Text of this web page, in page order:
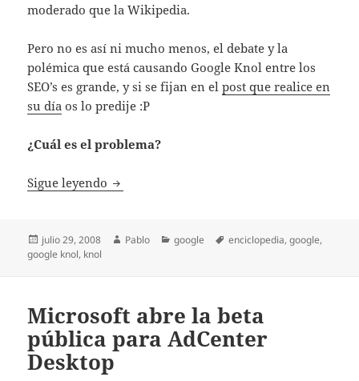
moderado que la Wikipedia.
Pero no es así ni mucho menos, el debate y la
polémica que está causando Google Knol entre los
SEO’s es grande, y si se fijan en elpost que realice en
su día os lo predije :P
¿Cuál es el problema?
Sigue leyendo Nace Google Knol y crea debate
Publicado
el
julio 29, 2008 Autor
Pablo Categorías
google Etiquetas
enciclopedia,google,
google knol, knol
Microsoft abre la beta
pública para AdCenter
Desktop